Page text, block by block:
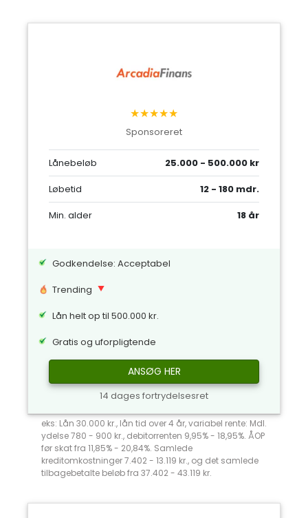
★★★★★
Sponsoreret
Lånebeløb
25.000 - 500.000 kr
Løbetid
12 - 180 mdr.
Min. alder
18 år
Godkendelse: Acceptabel
Trending
Lån helt op til 500.000 kr.
Gratis og uforpligtende
ANSØG HER
14 dages fortrydelsesret
eks: Lån 30.000 kr., lån tid over 4 år, variabel rente: Mdl.
ydelse 780 - 900 kr., debitorrenten 9,95% - 18,95%. ÅOP
før skat fra 11,85% - 20,84%. Samlede
kreditomkostninger 7.402 - 13.119 kr., og det samlede
tilbagebetalte beløb fra 37.402 - 43.119 kr.